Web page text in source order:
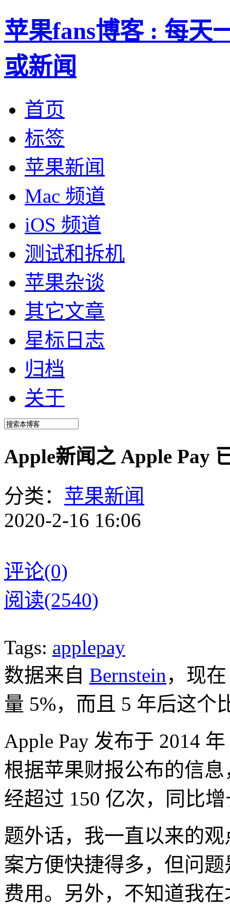
苹果fans博客 : 每天
或新闻
首页
标签
苹果新闻
Mac 频道
iOS 频道
测试和拆机
苹果杂谈
其它文章
星标日志
归档
关于
Apple新闻之 Apple Pay
分类： 苹果新闻
2020-2-16 16:06
评论(0)
阅读(2540)
Tags: applepay
数据来自 Bernstein，现
量 5%，而且 5 年后这个
Apple Pay 发布于 2014
根据苹果财报公布的信息
经超过 150 亿次，同比
题外话，我一直以来的
案方便快捷得多，但问
费用。另外，不知道我